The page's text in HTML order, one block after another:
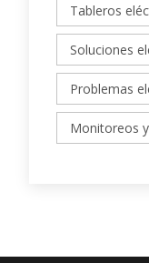
Tableros
Soluciones
Problemas
Monitoreos